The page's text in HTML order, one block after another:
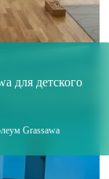
для детского
Grassawa